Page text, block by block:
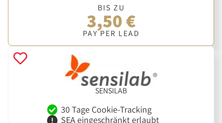
BIS ZU
3,50 €
PAY PER LEAD
SENSILAB
30 Tage Cookie-Tracking
SEA eingeschränkt erlaubt